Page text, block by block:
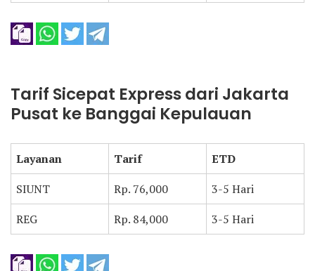
Tarif Sicepat Express dari Jakarta
Pusat ke Banggai Kepulauan
Layanan Tarif
ETD
SIUNT
Rp. 76,000
3-5 Hari
REG
Rp. 84,000 3-5 Hari